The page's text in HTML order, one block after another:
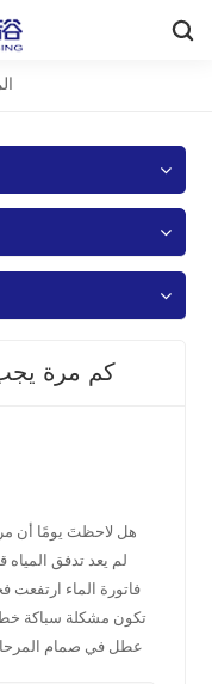
كم مرة
هل لاحظتَ يومًا أن
لم يعد تدفق المياه
فاتورة الماء ارتفعت
تكون مشكلة سباكة
عطل في صمام